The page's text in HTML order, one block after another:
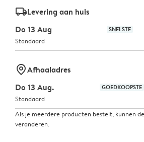
delivery_standard_v2Levering aan huis
Do 13 Aug
SNELSTE
Standaard
marker-pinAfhaaladres
Do 13 Aug.
GOEDKOOPSTE
Standaard
Als je meerdere producten bestelt, kunnen
veranderen.